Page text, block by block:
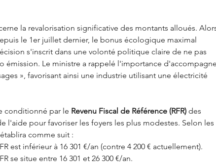
la revalorisation significative des montants alloués.
le 1er juillet dernier, le bonus écologique maximal
s'inscrit dans une volonté politique claire de ne pas
émission. Le ministre a rappelé l'importance
», favorisant ainsi une industrie utilisant une électricité
conditionné par le Revenu Fiscal de Référence (RFR) des
l'aide pour favoriser les foyers les plus modestes. Selon les
comme suit :
est inférieur à 16 301 €/an (contre 4 200 € actuellement).
se situe entre 16 301 et 26 300 €/an.